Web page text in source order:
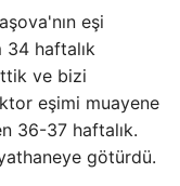
eşi
34 haftalık
ve bizi
eşimi muayene
36-37 haftalık.
götürdü.